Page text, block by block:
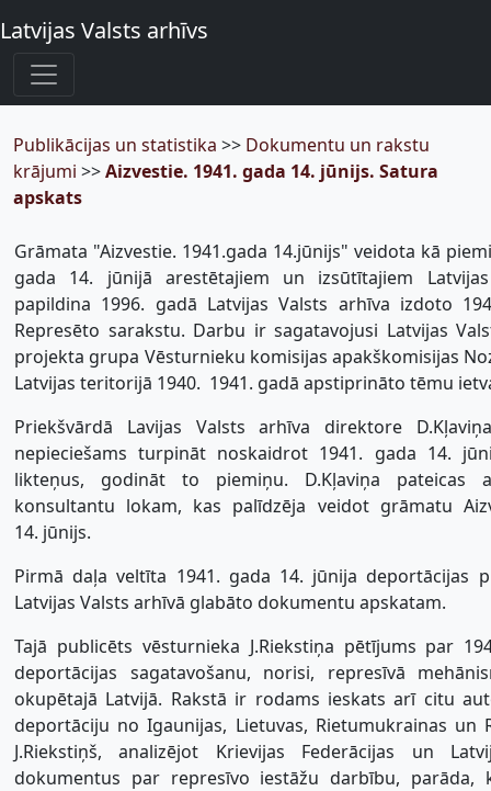
Latvijas Valsts arhīvs
Publikācijas un statistika >> Dokumentu un rakstu
krājumi >>Aizvestie. 1941. gada 14. jūnijs. Satura
apskats
Grāmata "Aizvestie. 1941.gada 14.jūnijs" veidota kā
gada 14. jūnijā arestētajiem un izsūtītajiem
papildina 1996. gadā Latvijas Valsts arhīva izdoto
Represēto sarakstu. Darbu ir sagatavojusi Latvijas
projekta grupa Vēsturnieku komisijas apakškomisijas
Latvijas teritorijā 1940.  1941. gadā apstiprināto tēmu
Priekšvārdā Lavijas Valsts arhīva direktore
nepieciešams turpināt noskaidrot 1941. gada 14.
likteņus, godināt to piemiņu. D.Kļaviņa pateicas
konsultantu lokam, kas palīdzēja veidot grāmatu
14. jūnijs.
Pirmā daļa veltīta 1941. gada 14. jūnija deportācijas
Latvijas Valsts arhīvā glabāto dokumentu apskatam.
Tajā publicēts vēsturnieka J.Riekstiņa pētījums par
deportācijas sagatavošanu, norisi, represīvā
okupētajā Latvijā. Rakstā ir rodams ieskats arī citu
deportāciju no Igaunijas, Lietuvas, Rietumukrainas un
J.Riekstiņš, analizējot Krievijas Federācijas un
dokumentus par represīvo iestāžu darbību, parāda,